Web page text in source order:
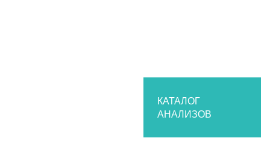
Структура лаборатории
Нормативные документы
КАТАЛОГ
АНАЛИЗОВ